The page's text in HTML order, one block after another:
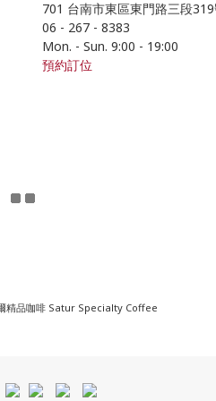
701 台南市東區東門路三段
06 - 267 - 8383
Mon. - Sun. 9:00 - 19:00
預約訂位
精品咖啡 Satur Specialty Coffee